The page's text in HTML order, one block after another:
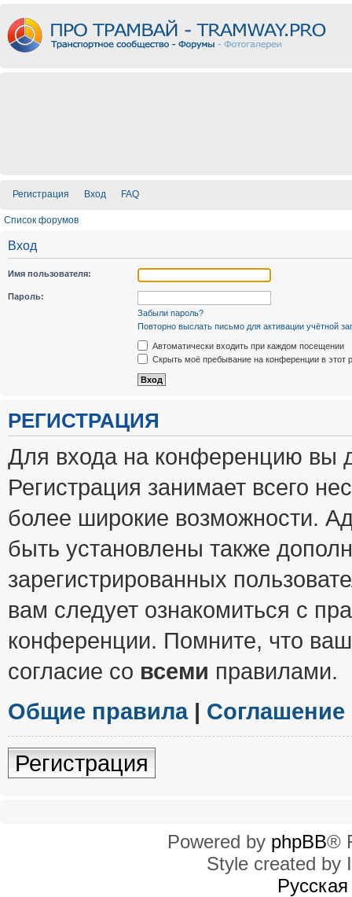
Регистрация Вход FAQ
Список форумов
Вход
Имя пользователя:
Пароль:
Забыли пароль?
Повторно выслать письмо для активации учётной
Автоматически входить при каждом посещении
Скрыть моё пребывание на конференции в этот
РЕГИСТРАЦИЯ
Для входа на конференцию вы
Регистрация занимает всего
более широкие возможности.
быть установлены также
зарегистрированных
вам следует ознакомиться с
конференции. Помните, что
согласие со всеми правилами.
Общие правила|
Регистрация
Powered by phpBB®
Style created by